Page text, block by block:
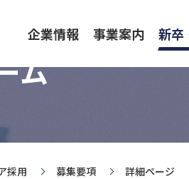
企業情報 事業案内 新卒
ム
採用 募集要項 詳細ページ